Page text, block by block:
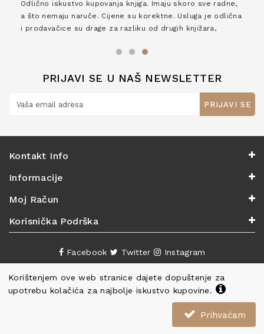
Korištenjem ove web stranice dajete dopuštenje za
upotrebu kolačića za najbolje iskustvo kupovine.
Prihvaćam
Odlično iskustvo kupovanja knjiga. Imaju skoro sve radne,
a što nemaju naruče. Cijene su korektne. Usluga je odlična
i prodavačice su drage za razliku od drugih knjižara,
PRIJAVI SE U NAŠ NEWSLETTER
PRIJAVI SE
Kontakt Info
Informacije
Moj Račun
Korisnička Podrška
Facebook Twitter Instagram